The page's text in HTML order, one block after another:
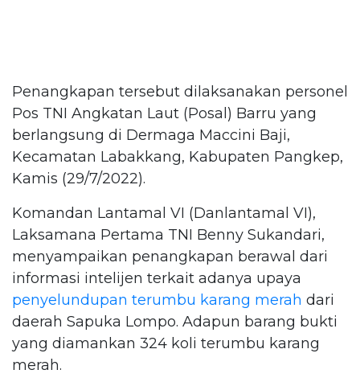
Penangkapan tersebut dilaksanakan personel
Pos TNI Angkatan Laut (Posal) Barru yang
berlangsung di Dermaga Maccini Baji,
Kecamatan Labakkang, Kabupaten Pangkep,
Kamis (29/7/2022).
Komandan Lantamal VI (Danlantamal VI),
Laksamana Pertama TNI Benny Sukandari,
menyampaikan penangkapan berawal dari
informasi intelijen terkait adanya upaya
penyelundupan terumbu karang merah dari
daerah Sapuka Lompo. Adapun barang bukti
yang diamankan 324 koli terumbu karang
merah.